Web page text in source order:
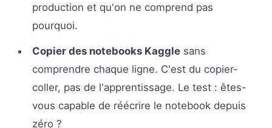
production et qu'on ne comprend pas
pourquoi.
Copier des notebooks Kagglesans
comprendre chaque ligne. C'est du copier-
coller, pas de l'apprentissage. Le test : êtes-
vous capable de réécrire le notebook depuis
zéro ?